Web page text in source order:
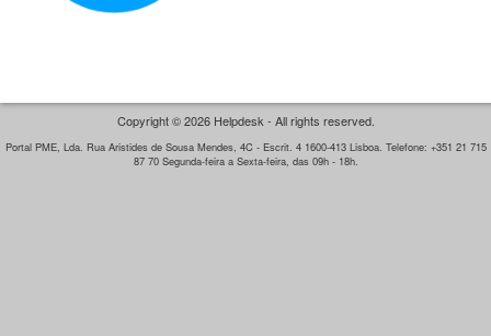
Copyright © 2026 Helpdesk - All rights reserved.
Portal PME, Lda. Rua Aristides de Sousa Mendes, 4C - Escrit. 4 1600-413 Lisboa. Telefone: +351 21 715
87 70 Segunda-feira a Sexta-feira, das 09h - 18h.